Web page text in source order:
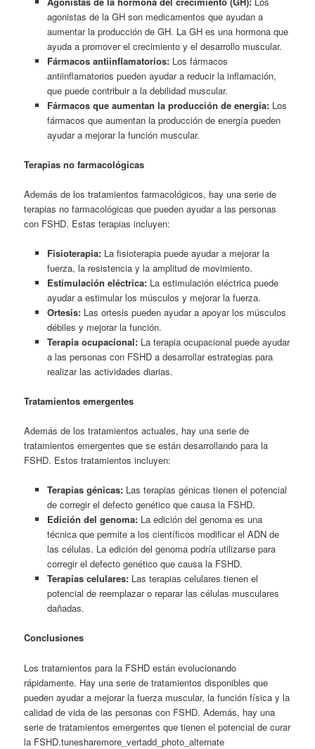
agonistas de la GH son medicamentos que ayudan a
aumentar la producción de GH. La GH es una hormona que
ayuda a promover el crecimiento y el desarrollo muscular.
Fármacos antiinflamatorios:Los fármacos
antiinflamatorios pueden ayudar a reducir la inflamación,
que puede contribuir a la debilidad muscular.
Fármacos que aumentan la producción de energía:Los
fármacos que aumentan la producción de energía pueden
ayudar a mejorar la función muscular.
Terapias no farmacológicas
Además de los tratamientos farmacológicos, hay una serie de
terapias no farmacológicas que pueden ayudar a las personas
con FSHD. Estas terapias incluyen:
Fisioterapia:La fisioterapia puede ayudar a mejorar la
fuerza, la resistencia y la amplitud de movimiento.
Estimulación eléctrica:La estimulación eléctrica puede
ayudar a estimular los músculos y mejorar la fuerza.
Ortesis:Las ortesis pueden ayudar a apoyar los músculos
débiles y mejorar la función.
Terapia ocupacional:La terapia ocupacional puede ayudar
a las personas con FSHD a desarrollar estrategias para
realizar las actividades diarias.
Tratamientos emergentes
Además de los tratamientos actuales, hay una serie de
tratamientos emergentes que se están desarrollando para la
FSHD. Estos tratamientos incluyen:
Terapias génicas:Las terapias génicas tienen el potencial
de corregir el defecto genético que causa la FSHD.
Edición del genoma:La edición del genoma es una
técnica que permite a los científicos modificar el ADN de
las células. La edición del genoma podría utilizarse para
corregir el defecto genético que causa la FSHD.
Terapias celulares:Las terapias celulares tienen el
potencial de reemplazar o reparar las células musculares
dañadas.
Conclusiones
Los tratamientos para la FSHD están evolucionando
rápidamente. Hay una serie de tratamientos disponibles que
pueden ayudar a mejorar la fuerza muscular, la función física y la
calidad de vida de las personas con FSHD. Además, hay una
serie de tratamientos emergentes que tienen el potencial de curar
la FSHD.tunesharemore_vertadd_photo_alternate